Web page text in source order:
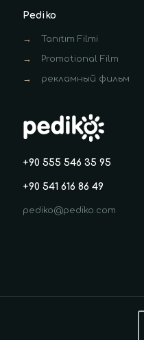
Pediko
→ Tanıtım Filmi
→ Promotional Film
→ рекламный фильм
+90 555 546 35 95
+90 541 616 86 49
pediko@pediko.com